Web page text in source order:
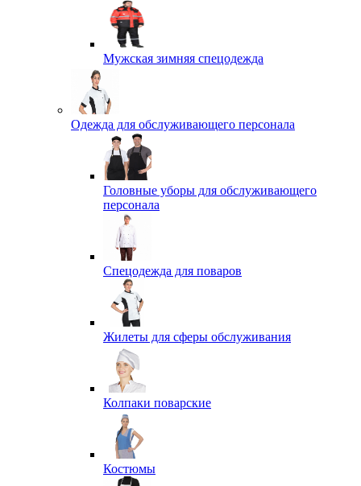
Мужская зимняя спецодежда
Одежда для обслуживающего персонала
Головные уборы для обслуживающего
персонала
Спецодежда для поваров
Жилеты для сферы обслуживания
Колпаки поварские
Костюмы